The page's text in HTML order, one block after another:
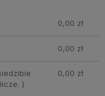
0,00 zł
0,00 zł
)
0,00 zł